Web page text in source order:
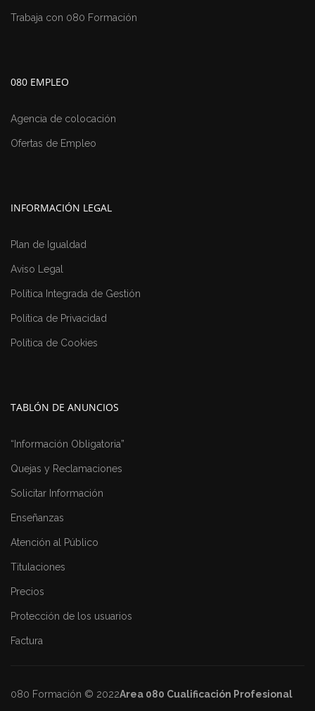
Trabaja con 080 Formación
080 EMPLEO
Agencia de colocación
Ofertas de Empleo
INFORMACIÓN LEGAL
Plan de Igualdad
Aviso Legal
Política Integrada de Gestión
Política de Privacidad
Política de Cookies
TABLÓN DE ANUNCIOS
“Información Obligatoria”
Quejas y Reclamaciones
Solicitar Información
Enseñanzas
Atención al Público
Titulaciones
Precios
Protección de los usuarios
Factura
080 Formación © 2022Area 080 Cualificación Profesional